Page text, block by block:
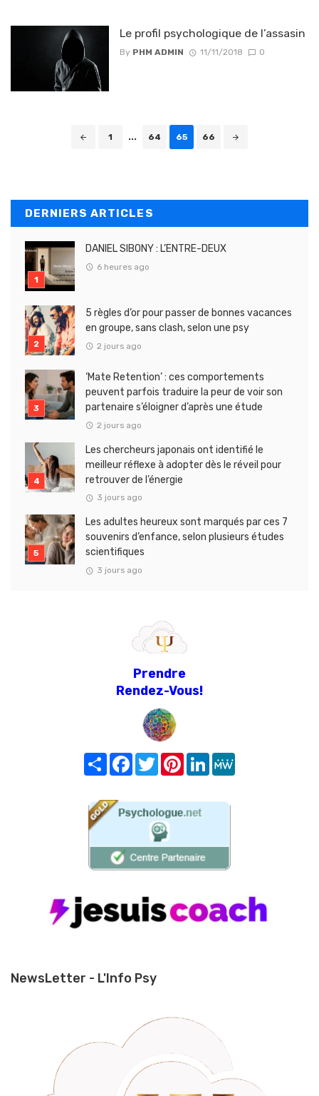
Le profil psychologique de l’assasin
By PHM ADMIN 11/11/2018 0
Posts navigation 1 ... 64 65 66
DERNIERS ARTICLES
DANIEL SIBONY : L’ENTRE-DEUX
6 heures ago
5 règles d’or pour passer de bonnes vacances
en groupe, sans clash, selon une psy
2 jours ago
‘Mate Retention’ : ces comportements
peuvent parfois traduire la peur de voir son
partenaire s’éloigner d’après une étude
2 jours ago
Les chercheurs japonais ont identifié le
meilleur réflexe à adopter dès le réveil pour
retrouver de l’énergie
3 jours ago
Les adultes heureux sont marqués par ces 7
souvenirs d’enfance, selon plusieurs études
scientifiques
3 jours ago
Prendre
Rendez-Vous!
Share FacebookTwitterPinterest
LinkedIn
NewsLetter - L'Info Psy